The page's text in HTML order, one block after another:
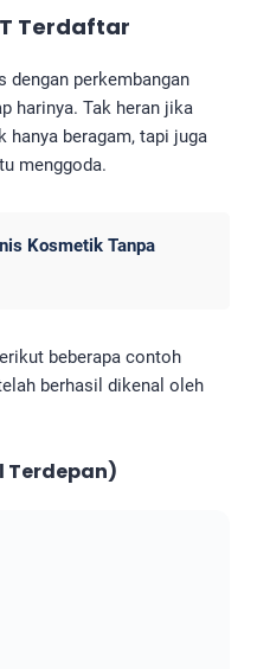
Terdaftar
perkembangan
harinya. Tak heran jika
hanya beragam, tapi juga
menggoda.
Kosmetik Tanpa
beberapa contoh
berhasil dikenal oleh
Terdepan)